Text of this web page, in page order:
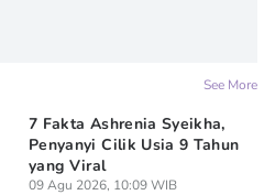
See More
7 Fakta Ashrenia Syeikha,
Penyanyi Cilik Usia 9 Tahun
yang Viral
09 Agu 2026, 10:09 WIB